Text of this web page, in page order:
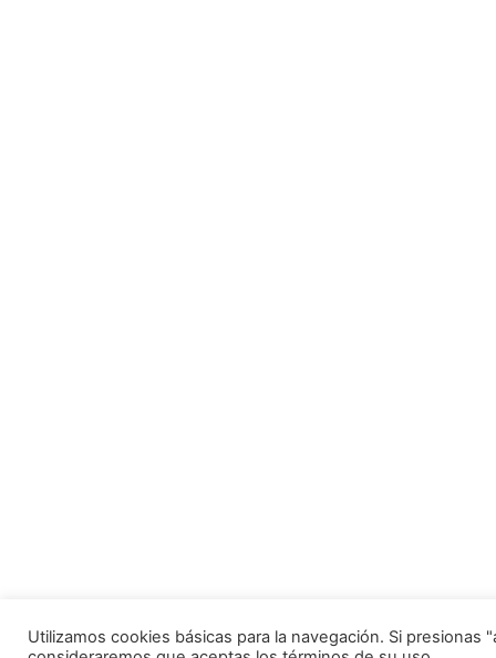
Utilizamos cookies básicas para la navegación. Si